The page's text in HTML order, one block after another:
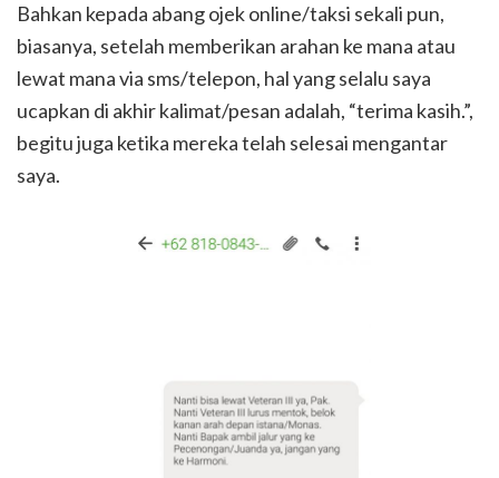
Bahkan kepada abang ojek online/taksi sekali pun,
biasanya, setelah memberikan arahan ke mana atau
lewat mana via sms/telepon, hal yang selalu saya
ucapkan di akhir kalimat/pesan adalah, “terima kasih.”,
begitu juga ketika mereka telah selesai mengantar
saya.